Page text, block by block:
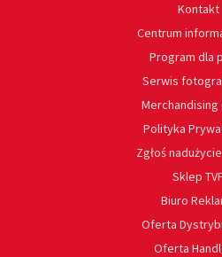
Kontakt
Centrum
Program dla
Serwis
Merchandising
Polityka
Zgłoś
Sklep
Biuro
Oferta
Oferta